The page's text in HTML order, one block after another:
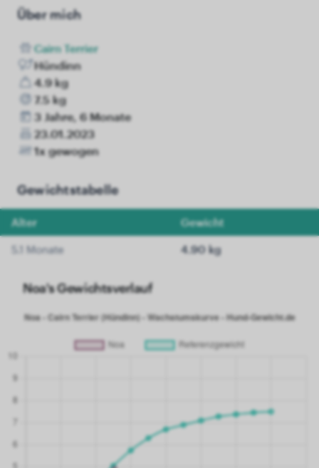
Über mich
Cairn Terrier
Hündinn
4.9 kg
7.5 kg
3 Jahre, 6 Monate
23.01.2023
1x gewogen
Gewichtstabelle
Alter Gewicht
5.1 Monate 4.90 kg
Noa's Gewichtsverlauf